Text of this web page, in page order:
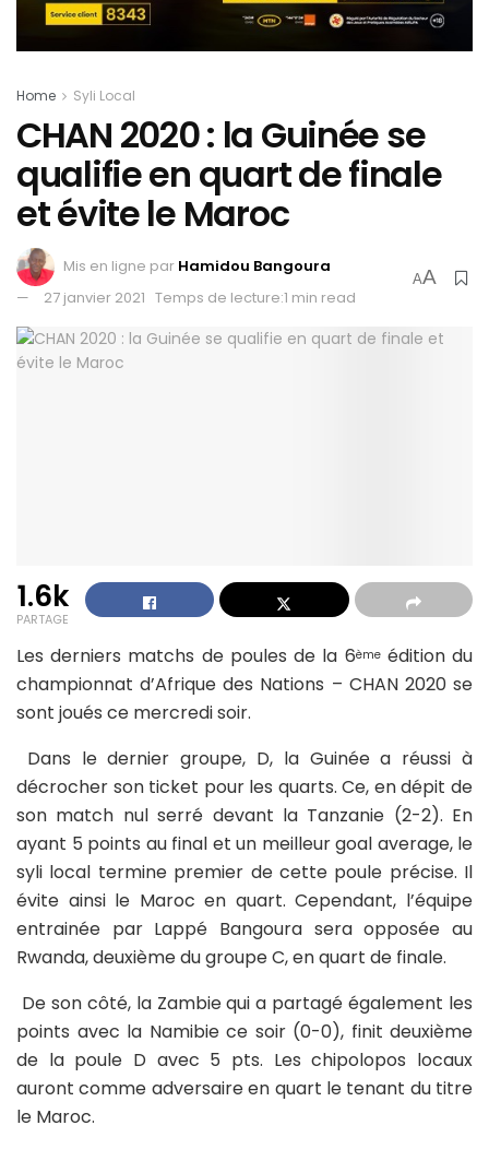
Home Syli Local
CHAN 2020 : la Guinée se
qualifie en quart de finale
et évite le Maroc
Mis en ligne par Hamidou Bangoura
27 janvier 2021 Temps de lecture:1 min read
AA
1.6k
PARTAGE
Les derniers matchs de poules de la 6èmeédition du
championnat d’Afrique des Nations – CHAN 2020 se
sont joués ce mercredi soir.
Dans le dernier groupe, D, la Guinée a réussi à
décrocher son ticket pour les quarts. Ce, en dépit de
son match nul serré devant la Tanzanie (2-2). En
ayant 5 points au final et un meilleur goal average, le
syli local termine premier de cette poule précise. Il
évite ainsi le Maroc en quart. Cependant, l’équipe
entrainée par Lappé Bangoura sera opposée au
Rwanda, deuxième du groupe C, en quart de finale.
De son côté, la Zambie qui a partagé également les
points avec la Namibie ce soir (0-0), finit deuxième
de la poule D avec 5 pts. Les chipolopos locaux
auront comme adversaire en quart le tenant du titre
le Maroc.